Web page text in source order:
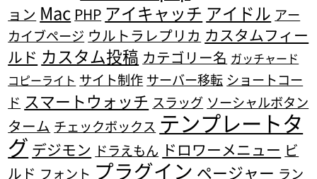
ョン Mac PHP アイキャッチ アイドル アー
カイブページ ウルトラレプリカ カスタムフィー
ルド カスタム投稿 カテゴリー名 ガッチャード
コピーライト サイト制作 サーバー移転 ショートコー
ド スマートウォッチ スラッグ ソーシャルボタン
ターム チェックボックス テンプレートタ
グ デジモン ドラえもん ドロワーメニュー ビ
ルド フォント プラグイン ページャー ラン